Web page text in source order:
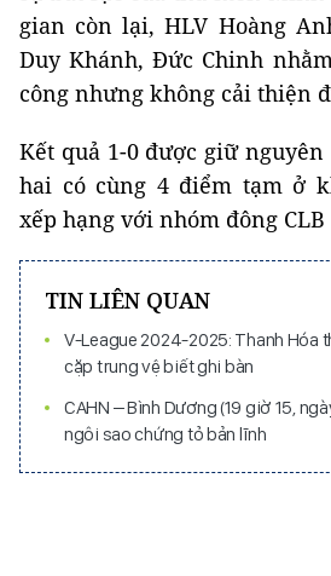
gian còn lại, HLV Hoàng
Duy Khánh, Đức Chinh
công nhưng không cải thiện
Kết quả 1-0 được giữ
hai có cùng 4 điểm tạm ở
xếp hạng với nhóm đông CLB
TIN LIÊN QUAN
V-League 2024-2025: Thanh Hóa
cặp trung vệ biết ghi bàn
CAHN – Bình Dương (19 giờ 15,
ngôi sao chứng tỏ bản lĩnh